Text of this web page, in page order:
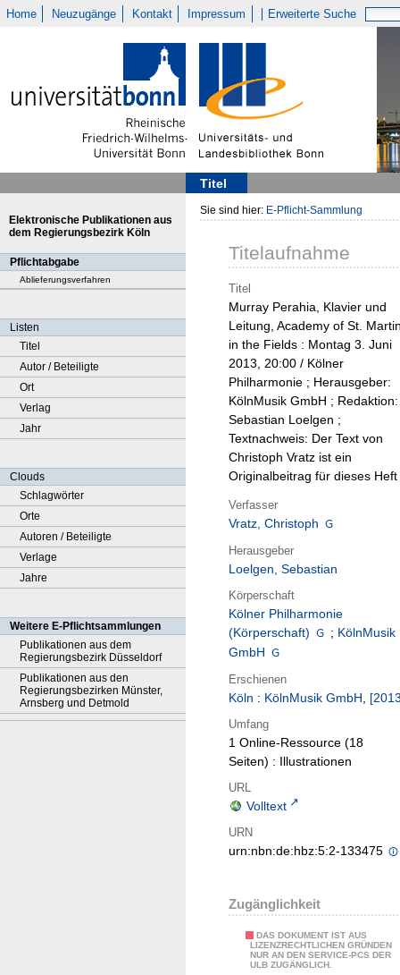
Home Neuzugänge Kontakt Impressum Erweiterte Suche
Titel
Elektronische Publikationen aus
dem Regierungsbezirk Köln
Pflichtabgabe
Ablieferungsverfahren
Listen
Titel
Autor / Beteiligte
Ort
Verlag
Jahr
Clouds
Schlagwörter
Orte
Autoren / Beteiligte
Verlage
Jahre
Weitere E-Pflichtsammlungen
Publikationen aus dem
Regierungsbezirk Düsseldorf
Publikationen aus den
Regierungsbezirken Münster,
Arnsberg und Detmold
Sie sind hier: E-Pflicht-Sammlung
Titelaufnahme
Titel
Murray Perahia, Klavier und
Leitung, Academy of St.
in the Fields : Montag 3. Juni
2013, 20:00 / Kölner
Philharmonie ; Herausgeber:
KölnMusik GmbH ; Redaktion:
Sebastian Loelgen ;
Textnachweis: Der Text von
Christoph Vratz ist ein
Originalbeitrag für dieses Heft
Verfasser
Vratz, Christoph
Herausgeber
Loelgen, Sebastian
Körperschaft
Kölner Philharmonie
(Körperschaft)
; KölnMusik
GmbH
Erschienen
Köln : KölnMusik GmbH,
Umfang
1 Online-Ressource (18
Seiten) : Illustrationen
URL
Volltext
URN
urn:nbn:de:hbz:5:2-133475
Zugänglichkeit
DAS DOKUMENT IST AUS
LIZENZRECHTLICHEN GRÜNDEN
NUR AN DEN SERVICE-PCS DER
ULB ZUGÄNGLICH.